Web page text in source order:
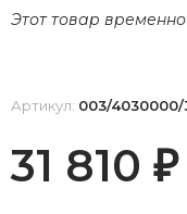
Этот товар
Артикул: 003/4030000/
31 810 ₽